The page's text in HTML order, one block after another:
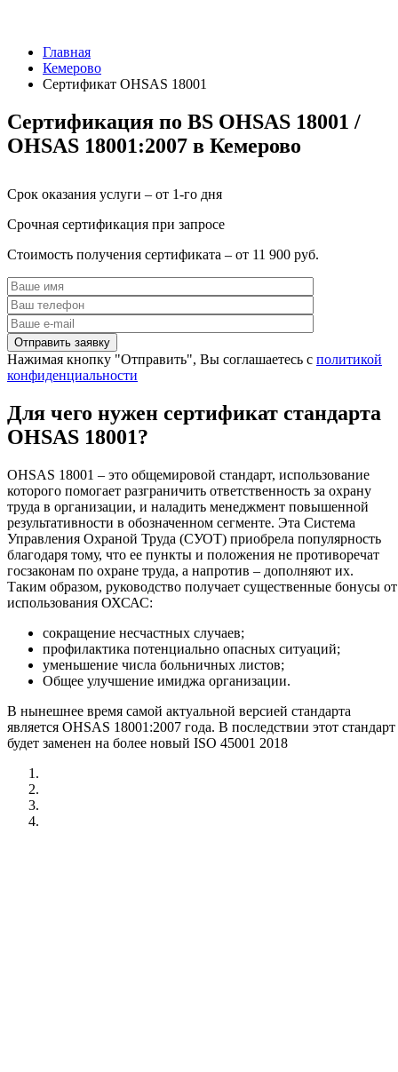
Главная
Кемерово
Сертификат OHSAS 18001
Сертификация по BS OHSAS 18001 /
OHSAS 18001:2007 в Кемерово
Срок оказания услуги – от 1-го дня
Срочная сертификация при запросе
Стоимость получения сертификата – от 11 900 руб.
Нажимая кнопку "Отправить", Вы соглашаетесь с политикой
конфиденциальности
Для чего нужен сертификат стандарта
OHSAS 18001?
OHSAS 18001 – это общемировой стандарт, использование
которого помогает разграничить ответственность за охрану
труда в организации, и наладить менеджмент повышенной
результативности в обозначенном сегменте. Эта Система
Управления Охраной Труда (СУОТ) приобрела популярность
благодаря тому, что ее пункты и положения не противоречат
госзаконам по охране труда, а напротив – дополняют их.
Таким образом, руководство получает существенные бонусы от
использования ОХСАС:
сокращение несчастных случаев;
профилактика потенциально опасных ситуаций;
уменьшение числа больничных листов;
Общее улучшение имиджа организации.
В нынешнее время самой актуальной версией стандарта
является OHSAS 18001:2007 года. В последствии этот стандарт
будет заменен на более новый ISO 45001 2018